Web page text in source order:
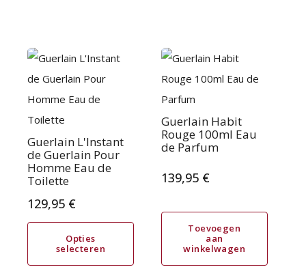
Guerlain L'Instant
de Guerlain Pour
Homme Eau de
Toilette
129,95 €
Opties
selecteren
Dit
product
heeft
meerdere
variaties.
Deze
optie
kan
gekozen
op
Guerlain Habit
Rouge 100ml Eau
de Parfum
139,95 €
Toevoegen
aan
winkelwagen